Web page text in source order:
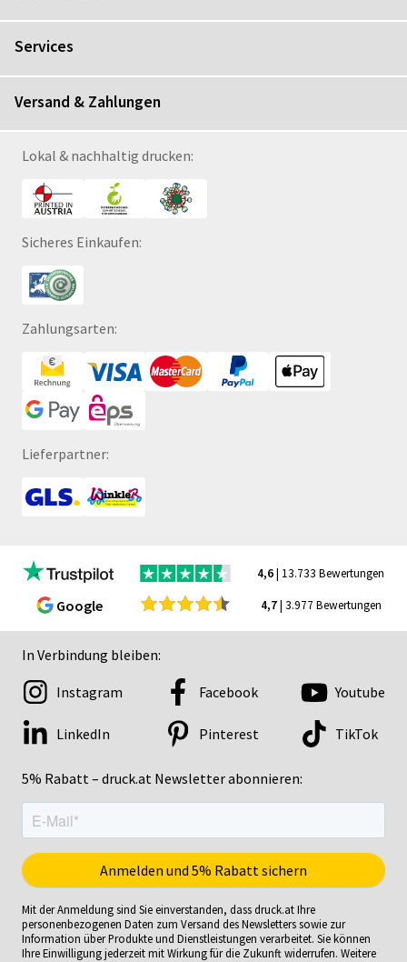
Services
Versand & Zahlungen
Lokal & nachhaltig drucken:
Sicheres Einkaufen:
Zahlungsarten:
Lieferpartner:
4,6| 13.733 Bewertungen
Google 4,7| 3.977 Bewertungen
In Verbindung bleiben:
5% Rabatt – druck.at Newsletter abonnieren:
Instagram Facebook Youtube
LinkedIn Pinterest TikTok
Mit der Anmeldung sind Sie einverstanden, dass druck.at Ihre
personenbezogenen Daten zum Versand des Newsletters sowie zur
Information über Produkte und Dienstleistungen verarbeitet. Sie können
Ihre Einwilligung jederzeit mit Wirkung für die Zukunft widerrufen. Weitere